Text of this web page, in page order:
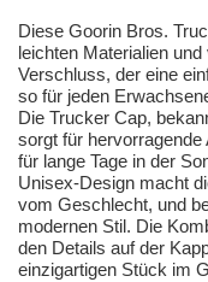
Diese Goorin Bros.
leichten Materialien
Verschluss, der eine
so für jeden
Die Trucker Cap,
sorgt für
für lange Tage in der
Unisex-Design macht
vom Geschlecht, und
modernen Stil. Die
den Details auf der
einzigartigen Stück im